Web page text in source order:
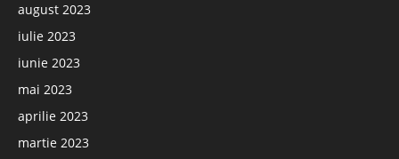
august 2023
iulie 2023
iunie 2023
mai 2023
aprilie 2023
martie 2023